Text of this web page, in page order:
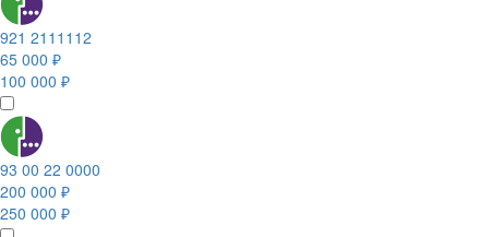
921 2111112
65 000 ₽
100 000 ₽
93 00 22 0000
200 000 ₽
250 000 ₽